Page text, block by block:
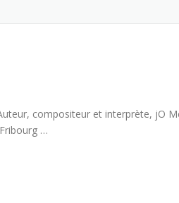
compositeur et interprète, jO
…